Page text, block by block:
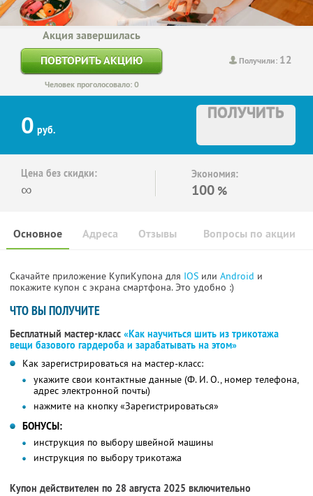
Получили: 12
Акция завершилась
ПОВТОРИТЬ АКЦИЮ
Человек проголосовало: 0
0 руб.
ПОЛУЧИТЬ
Цена без скидки:
∞
Экономия:
100 %
Основное Отзывы Вопросы по акции
Адреса
Скачайте приложение КупиКупона для IOS или Android и
покажите купон с экрана смартфона. Это удобно :)
ЧТО ВЫ ПОЛУЧИТЕ
Бесплатный мастер-класс «Как научиться шить из трикотажа
вещи базового гардероба и зарабатывать на этом»
Как зарегистрироваться на мастер-класс:
укажите свои контактные данные (Ф. И. О., номер телефона,
адрес электронной почты)
нажмите на кнопку «Зарегистрироваться»
БОНУСЫ:
инструкция по выбору швейной машины
инструкция по выбору трикотажа
Купон действителен по 28 августа 2025 включительно